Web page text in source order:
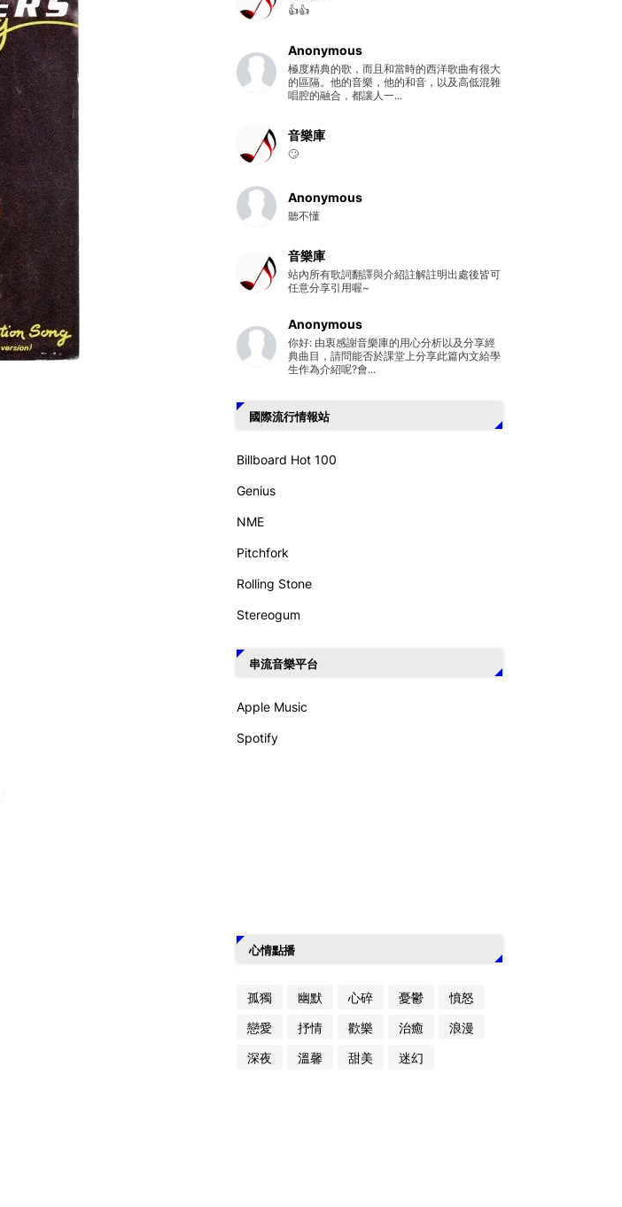
👍👍
Anonymous
極度精典的歌，而且和當時的西洋歌曲有很大
的區隔。他的音樂，他的和音，以及高低混雜
唱腔的融合，都讓人一...
音樂庫
🙄
Anonymous
聽不懂
音樂庫
站內所有歌詞翻譯與介紹註解註明出處後皆可
任意分享引用喔~
Anonymous
你好: 由衷感謝音樂庫的用心分析以及分享經
典曲目，請問能否於課堂上分享此篇內文給學
生作為介紹呢?會...
國際流行情報站
Billboard Hot 100
Genius
NME
Pitchfork
Rolling Stone
Stereogum
串流音樂平台
Apple Music
Spotify
心情點播
孤獨 幽默 心碎 憂鬱
憤怒
戀愛
抒情 歡樂 治癒
浪漫
深夜
溫馨 甜美 迷幻